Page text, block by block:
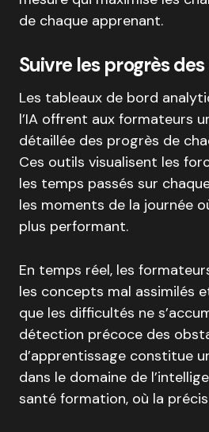
de chaque apprenant.
Suivre les progrès
Les tableaux de bord
l’IA offrent aux formateurs
détaillée des progrès de
Ces outils visualisent les
les temps passés sur
les moments de la journée
plus performant.
En temps réel, les
les concepts mal assimilés
que les difficultés ne
détection précoce des
d’apprentissage constitue
dans le domaine de
santé formation, où la